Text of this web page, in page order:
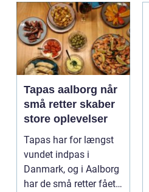
Tapas aalborg når
små retter skaber
store oplevelser
Tapas har for længst
vundet indpas i
Danmark, og i Aalborg
har de små retter fået